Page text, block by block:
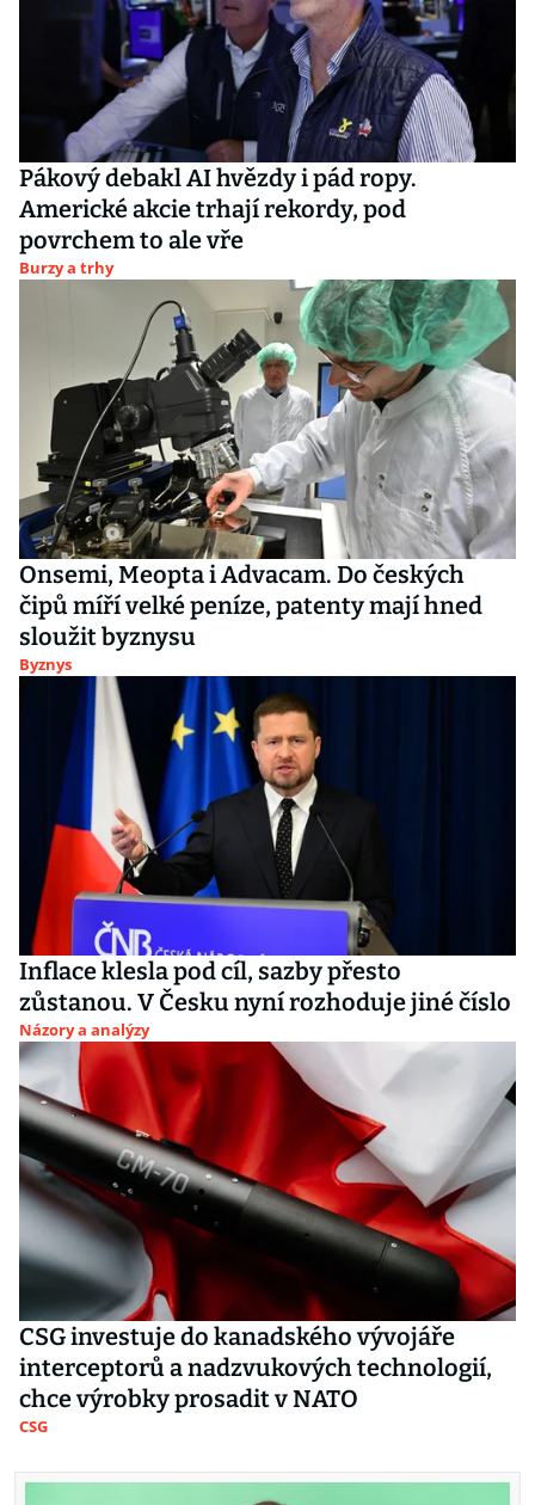
Pákový debakl AI hvězdy i pád ropy.
Americké akcie trhají rekordy, pod
povrchem to ale vře
Burzy a trhy
Onsemi, Meopta i Advacam. Do českých
čipů míří velké peníze, patenty mají hned
sloužit byznysu
Byznys
Inflace klesla pod cíl, sazby přesto
zůstanou. V Česku nyní rozhoduje jiné číslo
Názory a analýzy
CSG investuje do kanadského vývojáře
interceptorů a nadzvukových technologií,
chce výrobky prosadit v NATO
CSG